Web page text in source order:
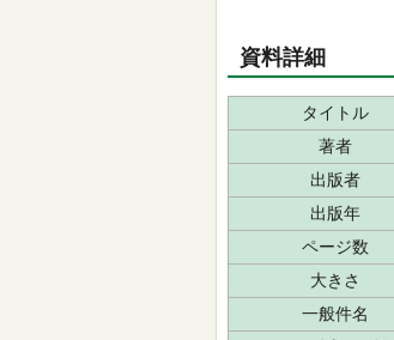
資料詳細
タイトル
著者
出版者
出版年
ページ数
大きさ
一般件名